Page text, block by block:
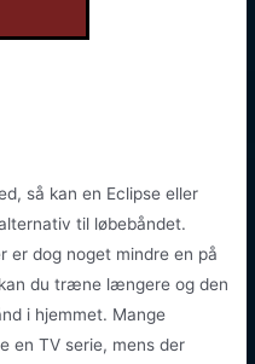
så kan en Eclipse eller
til løbebåndet.
er dog noget mindre en på
du træne længere og den
i hjemmet. Mange
en TV serie, mens der